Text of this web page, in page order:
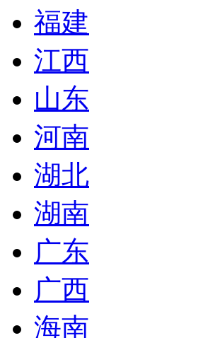
福建
江西
山东
河南
湖北
湖南
广东
广西
海南